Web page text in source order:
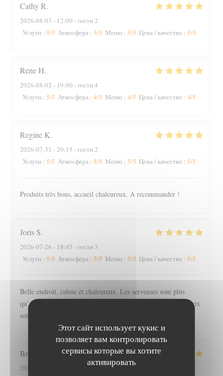
Этот сайт использует кукис и
позволяет вам контролировать
сервисы которые вы хотите
активировать
CathyR
2026-08-03 - 12:00 - гости 2
Услуги : 5/5 Атмосфера : 5/5 Меню : 5/5 Цена / качество : 5/5
ReneH
2026-08-02 - 19:00 - гости 4
Услуги : 5/5 Атмосфера : 4/5 Меню : 4/5 Цена / качество : 4/5
Regine K
2026-07-31 - 20:15 - гости 2
Услуги : 5/5 Атмосфера : 5/5 Меню : 5/5 Цена / качество : 5/5
Produits très bons, accueil chaleureux. A recommander !
Joris S
2026-07-26 - 18:45 - гости 3
Услуги : 5/5 Атмосфера : 5/5 Меню : 5/5 Цена / качество : 5/5
Belle endroit, calme et chaleureux. Les serveuses sont plus
qu’agréable et souriante. Nous y avons très bien mangé, les prix
sont raisonnable pour la qualité des plats, nous reviendrons
Bruno
2026-07-26
- 19:00 - гости 4